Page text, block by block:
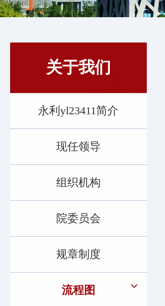
关于我们
​永利yl23411简介
现任领导
组织机构
院委员会
规章制度
流程图